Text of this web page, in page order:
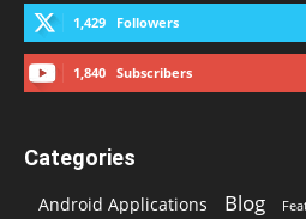
1,429 Followers
1,840 Subscribers
Categories
Android Applications Blog